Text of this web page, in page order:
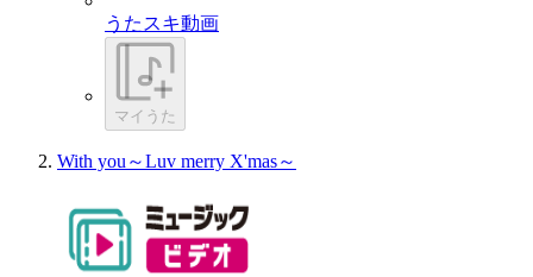
うたスキ動画
マイうた
With you～Luv merry X'mas～